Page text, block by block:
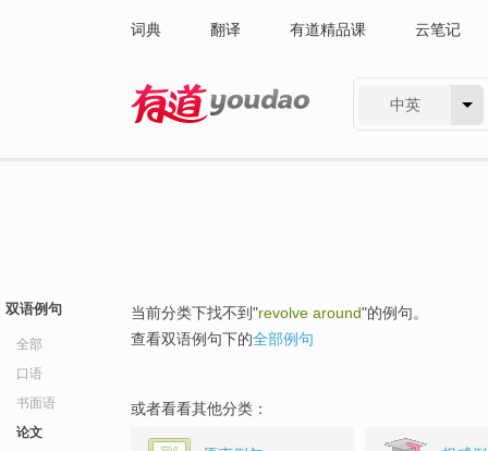
词典 翻译 有道精品课 云笔记
中英
双语例句
全部
口语
书面语
论文
当前分类下找不到"revolve around"的例句。
查看双语例句下的全部例句
或者看看其他分类：